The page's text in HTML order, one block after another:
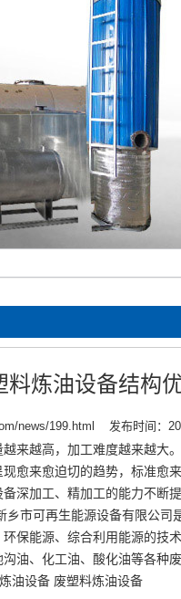
料炼油设备结构
news/199.html 发布时间：
来越高，加工难度越来越大
愈来愈迫切的趋势，标准愈
深加工、精加工的能力不断
市可再生能源设备有限公
环保能源、综合利用能源的
油、化工油、酸化油等各种
油设备 废塑料炼油设备